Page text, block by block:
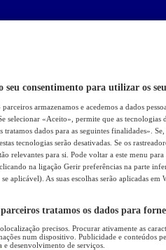
seu consentimento para utilizar os
parceiros armazenamos e acedemos a dados
selecionar «Aceito», permite que as tecnologias
tratamos dados para as seguintes finalidades».
tecnologias serão desativadas. Se os
relevantes para si. Pode voltar a este menu
na ligação Gerir preferências na parte
aplicável). As suas escolhas serão aplicadas
parceiros tratamos os dados para
precisos. Procurar ativamente as
num dispositivo. Publicidade e conteúdos
e desenvolvimento de serviços.